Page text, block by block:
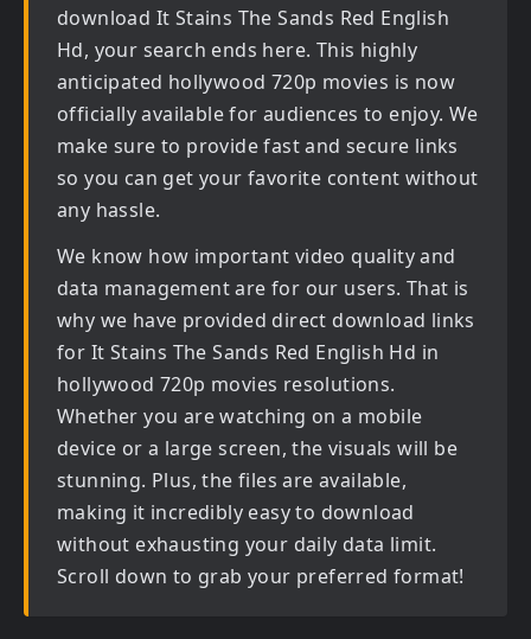
download It Stains The Sands Red English
Hd, your search ends here. This highly
anticipated hollywood 720p movies is now
officially available for audiences to enjoy. We
make sure to provide fast and secure links
so you can get your favorite content without
any hassle.
We know how important video quality and
data management are for our users. That is
why we have provided direct download links
for It Stains The Sands Red English Hd in
hollywood 720p movies resolutions.
Whether you are watching on a mobile
device or a large screen, the visuals will be
stunning. Plus, the files are available,
making it incredibly easy to download
without exhausting your daily data limit.
Scroll down to grab your preferred format!